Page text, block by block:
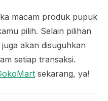
macam produk pupuk
pilih. Selain pilihan
akan disuguhkan
setiap transaksi.
sekarang, ya!